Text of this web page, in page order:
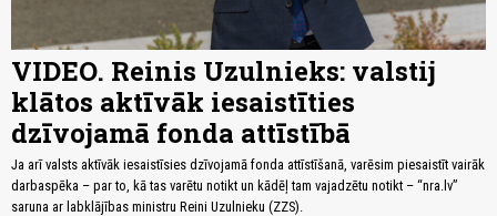
VIDEO. Reinis Uzulnieks: valstij
klātos aktīvāk iesaistīties
dzīvojamā fonda attīstībā
Ja arī valsts aktīvāk iesaistīsies dzīvojamā fonda attīstīšanā, varēsim piesaistīt vairāk
darbaspēka – par to, kā tas varētu notikt un kādēļ tam vajadzētu notikt – “nra.lv”
saruna ar labklājības ministru Reini Uzulnieku (ZZS).